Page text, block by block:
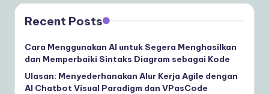
Recent Posts
Cara Menggunakan AI untuk Segera Menghasilkan
dan Memperbaiki Sintaks Diagram sebagai Kode
Ulasan: Menyederhanakan Alur Kerja Agile dengan
AI Chatbot Visual Paradigm dan VPasCode